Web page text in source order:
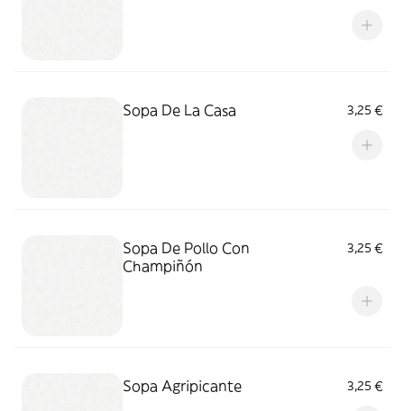
Sopa De La Casa 3,25 €
Sopa De Pollo Con
Champiñón
3,25 €
Sopa Agripicante 3,25 €